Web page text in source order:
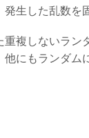
発生した乱数を
重複しないラン
他にもランダム